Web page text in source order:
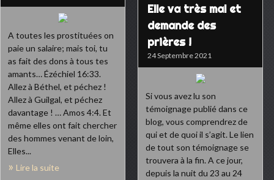
A toutes les prostituées on
paie un salaire; mais toi, tu
as fait des dons à tous tes
amants… Ézéchiel 16:33.
Allez à Béthel, et péchez !
Allez à Guilgal, et péchez
davantage ! … Amos 4:4. Et
même elles ont fait chercher
des hommes venant de loin,
Elles...
Lire la suite
Elle va très mal et
demande des
prières !
24 Septembre 2021
Si vous avez lu son
témoignage publié dans ce
blog, vous comprendrez de
qui et de quoi il s’agit. Le lien
de tout son témoignage se
trouvera à la fin. A ce jour,
depuis la nuit du 23 au 24